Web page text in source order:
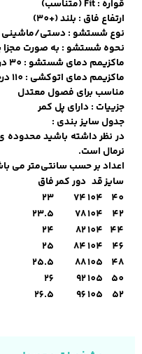
کفش
مردانه
قواره : Fit (متناسب)
ارتفاع فاق : بلند (+30)
نوع شستشو : دستی/ماشینی
نحوه شستشو : به صورت مجزا
ماکزیمم دمای شستشو : 30 درجه سانتی‌گراد
ماکزیمم دمای اتوکشی : 110 درجه سانتی‌گراد
مناسب برای فصول معتدل
جزییات : دارای پل کمر
جدول سایز بندی :
نرمال است.
اعداد بر حسب سانتی‌متر می
سایزقد دور کمرفاق
40
104
74
23
42
104
78
23.5
44
104
82
24
46
104
84
25
48
105
88
25.5
50
105
92
26
52
105
96
26.5